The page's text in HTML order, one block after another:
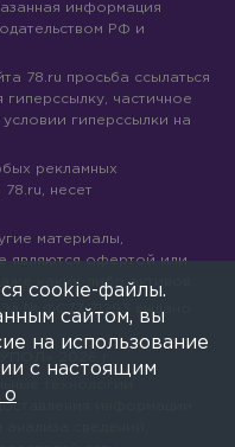
информация
РФ и
78.ru просьба ссылаться
гиперссылку, частичное
гиперссылки на
рекламных
несет
материалы,
являются офертой или
каких-либо активов.
№ ФС77-71293 выдано
технологии
информации
сведений,
cookie-файлы.
сайтом, вы
на использование
с настоящим
о